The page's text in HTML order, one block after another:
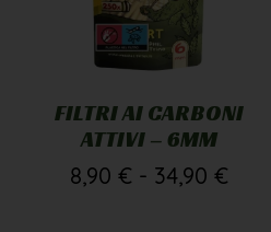
FILTRI AI CARBONI
ATTIVI – 6MM
8,90 € - 34,90 €